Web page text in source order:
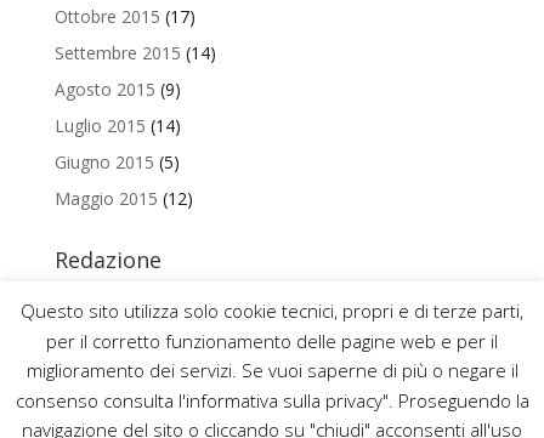
Ottobre 2015 (17)
Settembre 2015 (14)
Agosto 2015 (9)
Luglio 2015 (14)
Giugno 2015 (5)
Maggio 2015 (12)
Redazione
uniamo@uniurb.it
Questo sito utilizza solo cookie tecnici, propri e di terze parti,
per il corretto funzionamento delle pagine web e per il
miglioramento dei servizi. Se vuoi saperne di più o negare il
consenso consulta l'informativa sulla privacy". Proseguendo la
navigazione del sito o cliccando su "chiudi" acconsenti all'uso